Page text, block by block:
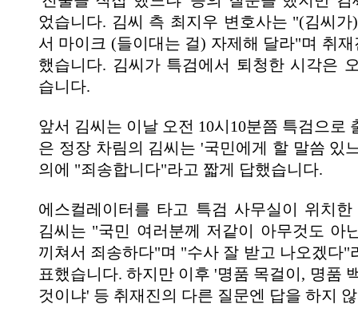
었습니다. 김씨 측 최지우 변호사는 "(김씨
서 마이크 (들이대는 걸) 자제해 달라"며 취
했습니다. 김씨가 특검에서 퇴청한 시각은
습니다.
앞서 김씨는 이날 오전 10시10분쯤 특검으로
은 정장 차림의 김씨는 '국민에게 할 말씀 있
의에 "죄송합니다"라고 짧게 답했습니다.
에스컬레이터를 타고 특검 사무실이 위치
김씨는 "국민 여러분께 저같이 아무것도 아
끼쳐서 죄송하다"며 "수사 잘 받고 나오겠다"
표했습니다. 하지만 이후 '명품 목걸이, 명품
것이냐' 등 취재진의 다른 질문엔 답을 하지